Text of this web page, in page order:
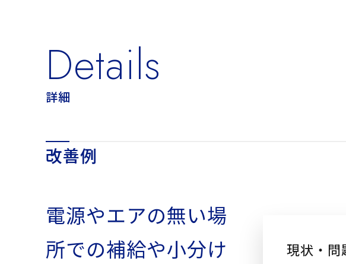
Details
詳細
改善例
電源やエアの無い場
所での補給や小分け
現状・問